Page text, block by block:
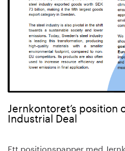
Jernkontoret’s position
Industrial Deal
Ett positionspapper med